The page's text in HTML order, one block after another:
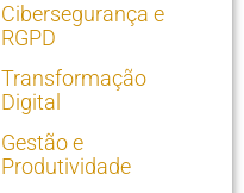
Cibersegurança e
RGPD
Transformação
Digital
Gestão e
Produtividade